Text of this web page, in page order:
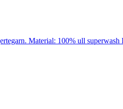
Material: 100% ull